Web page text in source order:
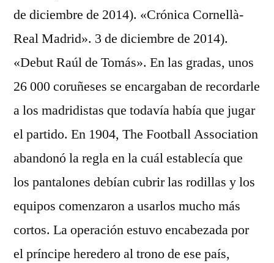
de diciembre de 2014). «Crónica Cornellà-
Real Madrid». 3 de diciembre de 2014).
«Debut Raúl de Tomás». En las gradas, unos
26 000 coruñeses se encargaban de recordarle
a los madridistas que todavía había que jugar
el partido. En 1904, The Football Association
abandonó la regla en la cuál establecía que
los pantalones debían cubrir las rodillas y los
equipos comenzaron a usarlos mucho más
cortos. La operación estuvo encabezada por
el príncipe heredero al trono de ese país,